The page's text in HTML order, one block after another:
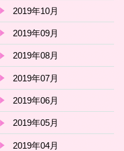
2019年10月
2019年09月
2019年08月
2019年07月
2019年06月
2019年05月
2019年04月